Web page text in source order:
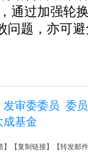
通过加强轮
问题，亦可
发审委委员 委
成基金
】【复制链接】【转发邮件